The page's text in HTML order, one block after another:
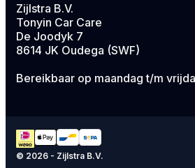
Zijlstra B.V.
Tonyin Car Care
De Joodyk 7
8614 JK Oudega (SWF)
Bereikbaar op maandag t/m
© 2026 - Zijlstra B.V.